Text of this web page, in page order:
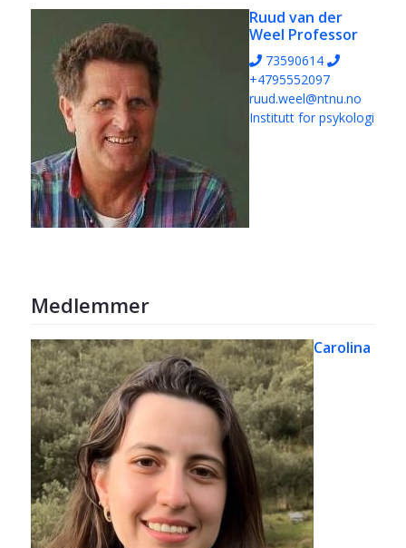
Ruud van der
Weel Professor
73590614
+4795552097
ruud.weel@ntnu.no
Institutt for psykologi
Medlemmer
Carolina